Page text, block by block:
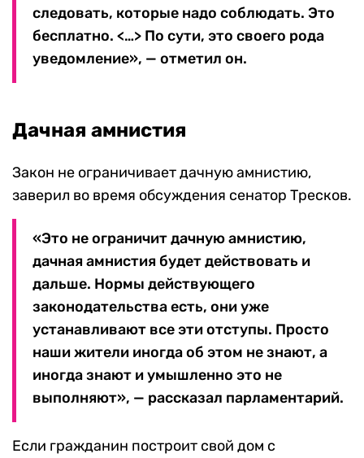
следовать, которые надо соблюдать. Это
бесплатно. <…> По сути, это своего рода
уведомление», — отметил он.
Дачная амнистия
Закон не ограничивает дачную амнистию,
заверил во время обсуждения сенатор Тресков.
«Это не ограничит дачную амнистию,
дачная амнистия будет действовать и
дальше. Нормы действующего
законодательства есть, они уже
устанавливают все эти отступы. Просто
наши жители иногда об этом не знают, a
иногда знают и умышленно это не
выполняют», — рассказал парламентарий.
Если гражданин построит свой дом с